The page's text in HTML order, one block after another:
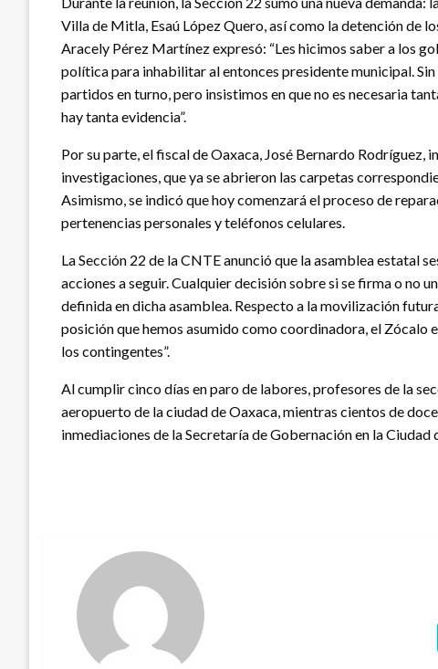
Villa de Mitla, Esaú López Quero, así como la detención de
Aracely Pérez Martínez expresó: “Les hicimos saber a los
política para inhabilitar al entonces presidente municipal.
partidos en turno, pero insistimos en que no es necesaria
hay tanta evidencia”.
Por su parte, el fiscal de Oaxaca, José Bernardo Rodríguez,
investigaciones, que ya se abrieron las carpetas
Asimismo, se indicó que hoy comenzará el proceso de
pertenencias personales y teléfonos celulares.
La Sección 22 de la CNTE anunció que la asamblea estatal
acciones a seguir. Cualquier decisión sobre si se firma o no
definida en dicha asamblea. Respecto a la movilización
posición que hemos asumido como coordinadora, el Zócalo
los contingentes”.
Al cumplir cinco días en paro de labores, profesores de la
aeropuerto de la ciudad de Oaxaca, mientras cientos de
inmediaciones de la Secretaría de Gobernación en la Ciudad